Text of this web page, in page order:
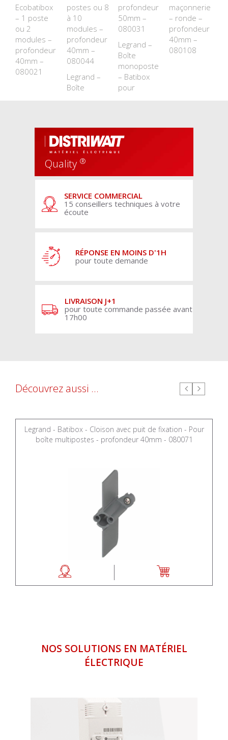
Ecobatibox
– 1 poste
ou 2
modules –
profondeur
40mm –
080021
postes ou 8
à 10
modules –
profondeur
40mm –
080044
Legrand –
Boîte
profondeur
50mm –
080031
Legrand –
Boîte
monoposte
– Batibox
pour
maçonnerie
– ronde –
profondeur
40mm –
080108
Quality ®
SERVICE COMMERCIAL
15 conseillers techniques à votre
écoute
RÉPONSE EN MOINS D'1H
pour toute demande
LIVRAISON J+1
pour toute commande passée avant
17h00
Découvrez aussi ...
Legrand - Batibox - Cloison avec puit de fixation - Pour
boîte multipostes - profondeur 40mm - 080071
NOS SOLUTIONS EN MATÉRIEL
ÉLECTRIQUE